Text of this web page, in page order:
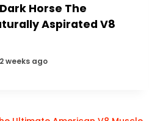
Horse The
Aspirated V8
2 weeks ago